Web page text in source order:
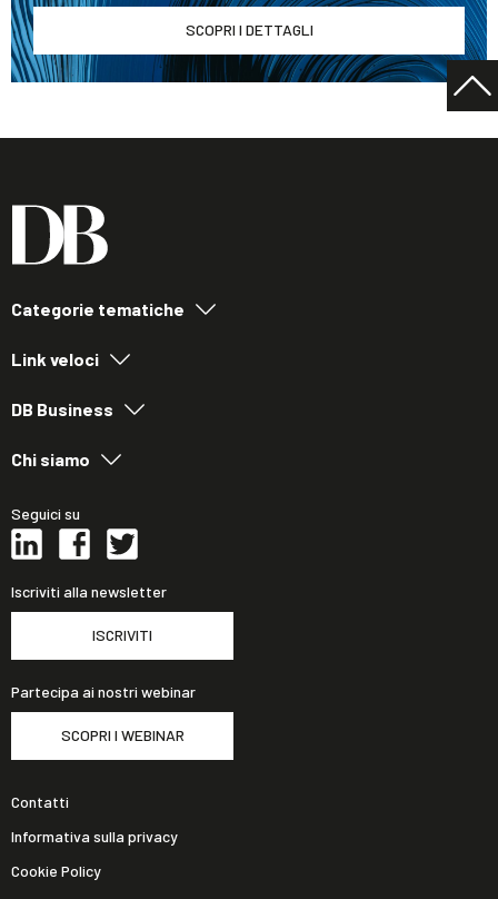
SCOPRI I DETTAGLI
Categorie tematiche
Link veloci
DB Business
Chi siamo
Seguici su
Iscriviti alla newsletter
ISCRIVITI
Partecipa ai nostri webinar
SCOPRI I WEBINAR
Contatti
Informativa sulla privacy
Cookie Policy